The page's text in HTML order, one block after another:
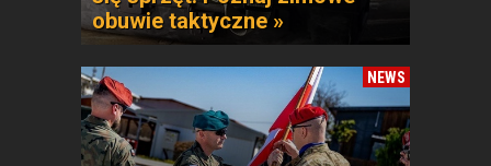
obuwie taktyczne »
NEWS